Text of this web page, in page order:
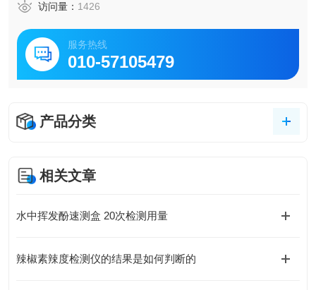
访问量： 1426
服务热线
010-57105479
产品分类
相关文章
水中挥发酚速测盒 20次检测用量
辣椒素辣度检测仪的结果是如何判断的